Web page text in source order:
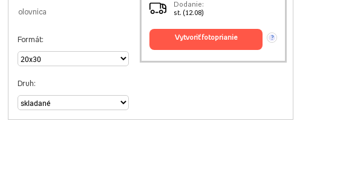
olovnica
Formát:
Druh:
Dodanie:
st. (12.08)
vytvoriť fotoprianie ?